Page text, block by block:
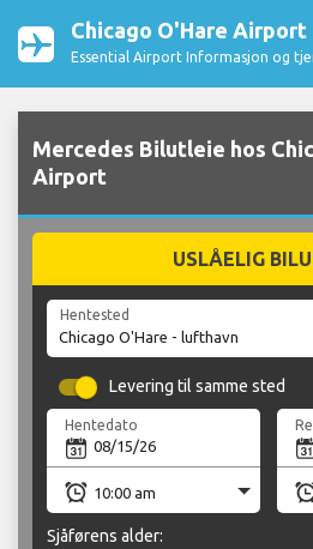
Chicago O'Hare Airport
Essential Airport Informasjon og
Mercedes Bilutleie hos
Airport
USLÅELIG
Hentested
Levering til samme sted
Hentedato
Sjåførens alder: